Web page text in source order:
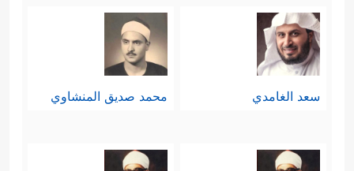
سعد الغامدي محمد صديق المنشاوي